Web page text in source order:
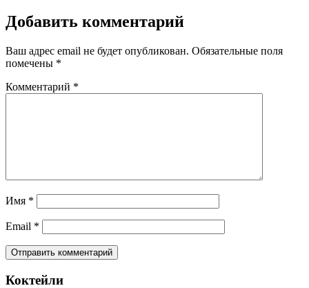
Добавить комментарий
Ваш адрес email не будет опубликован. Обязательные поля
помечены *
Комментарий *
Имя *
Email *
Коктейли